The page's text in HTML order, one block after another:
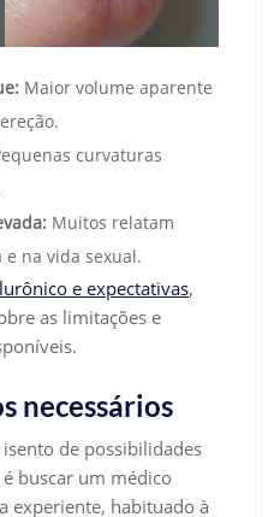
Maior volume aparente
curvaturas
Muitos relatam
na vida sexual.
e expectativas,
as limitações e
necessários
de possibilidades
buscar um médico
experiente, habituado à